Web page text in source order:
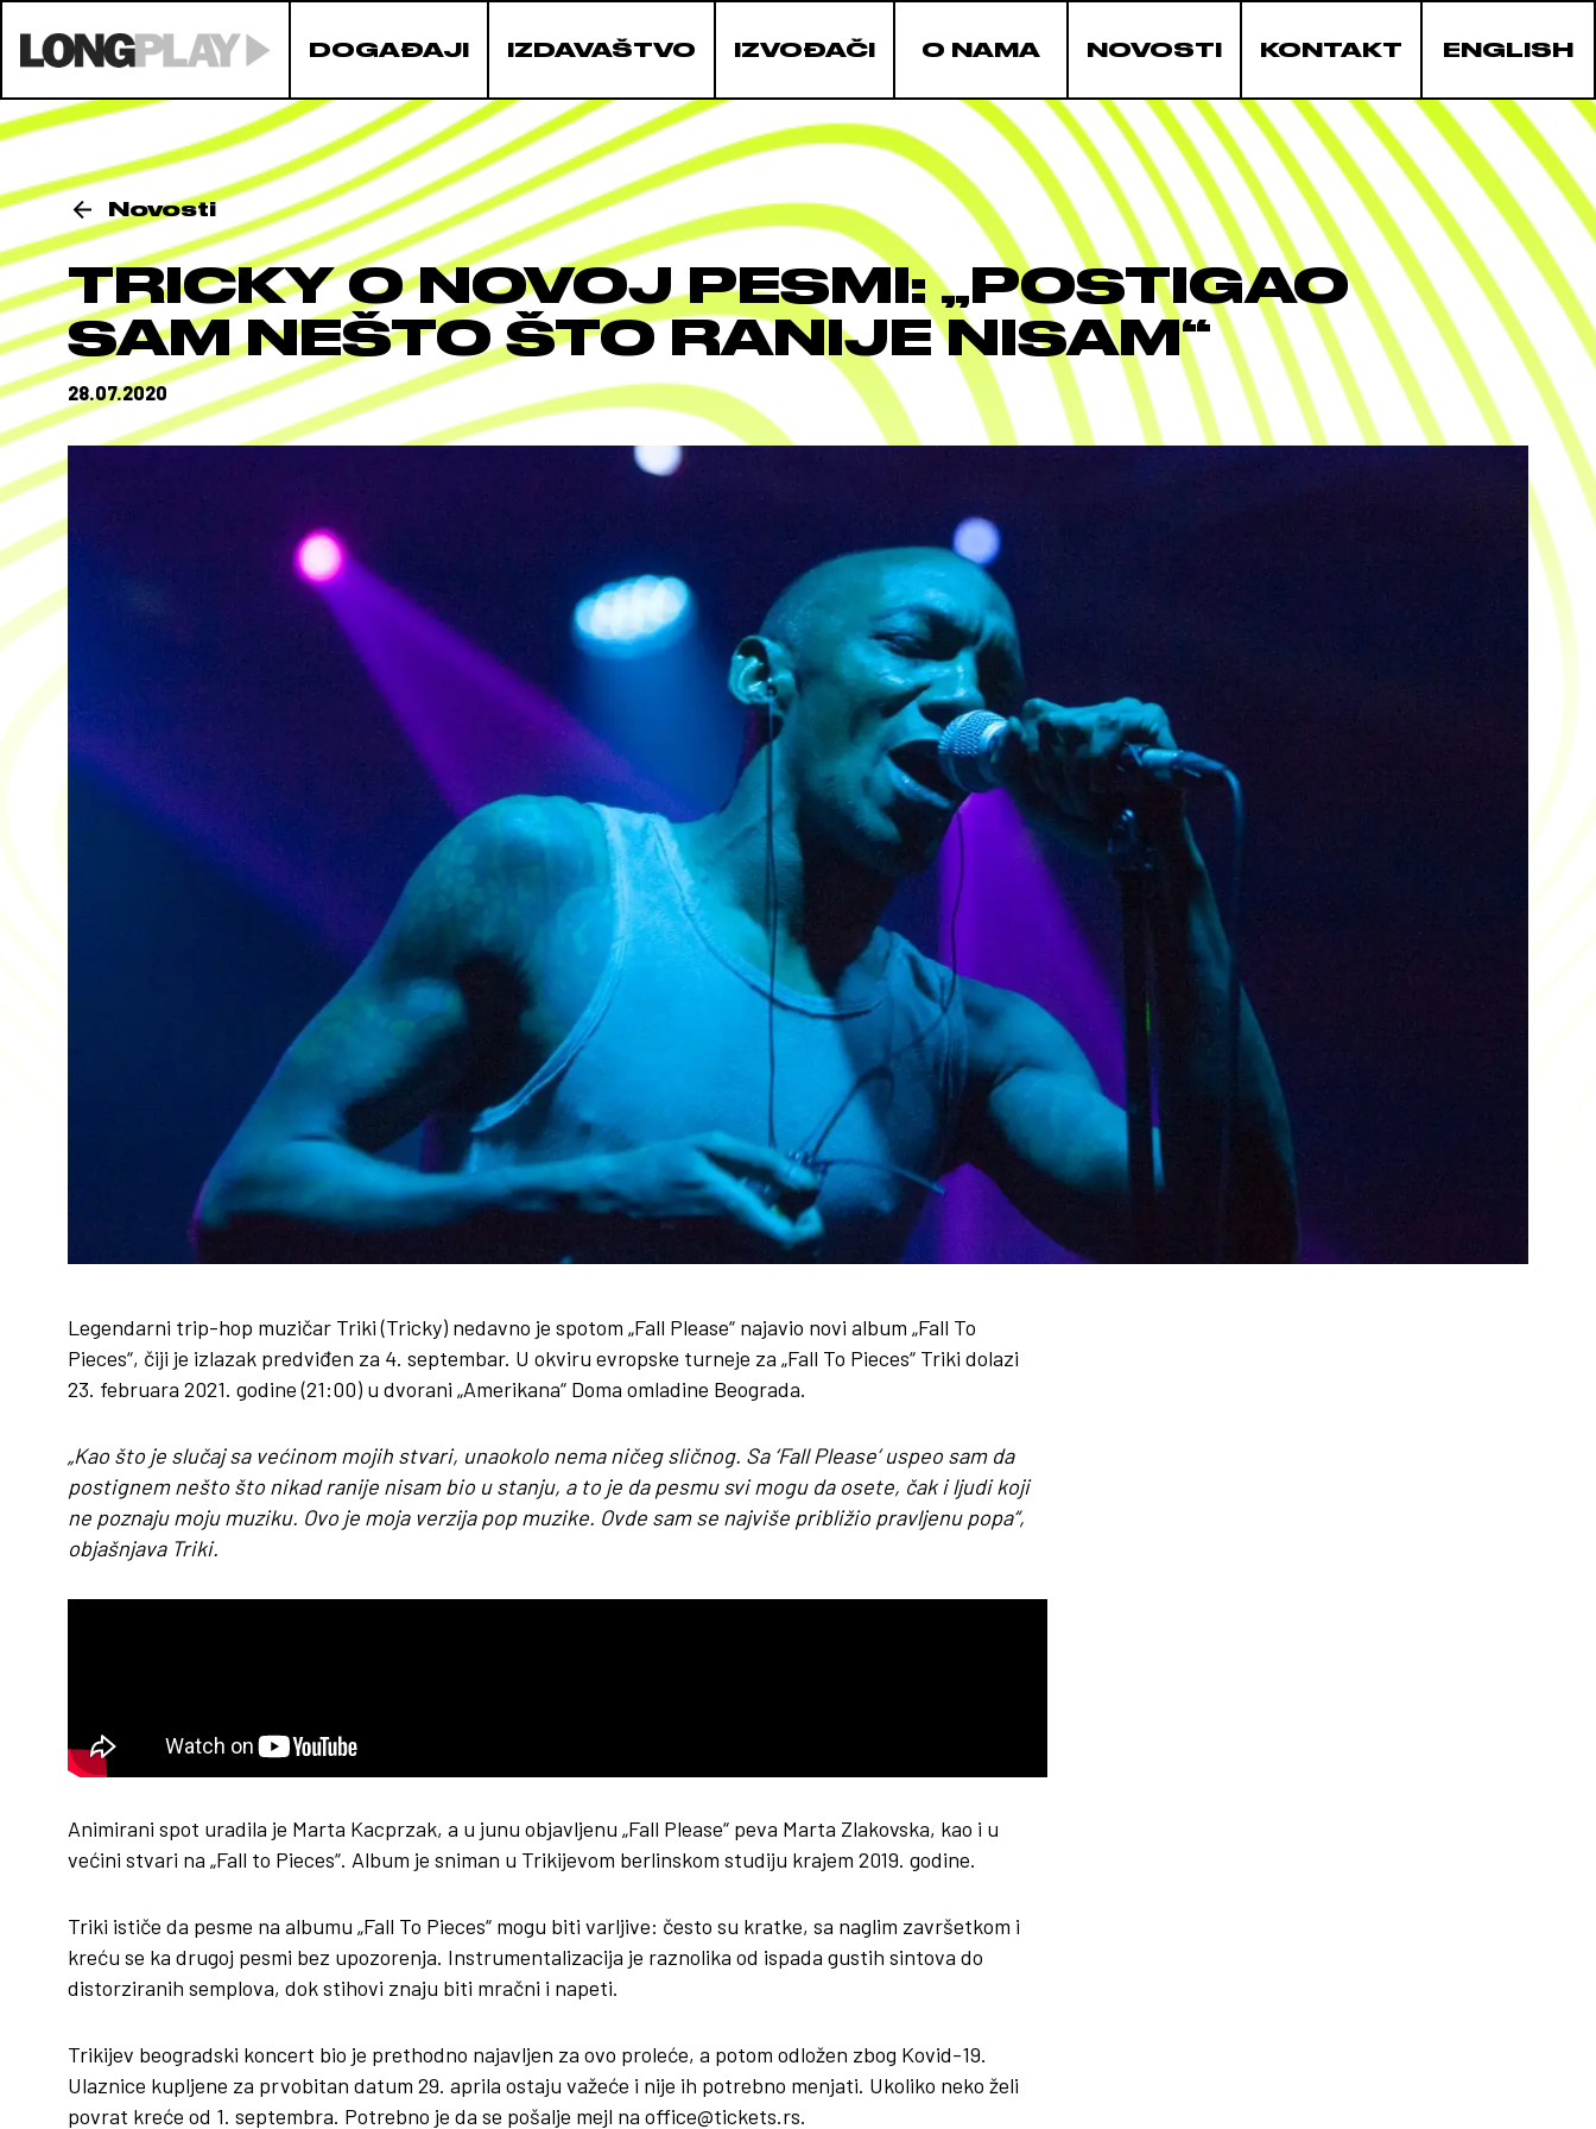
DOGAĐAJI IZDAVAŠTVO IZVOĐAČI O NAMA NOVOSTI KONTAKT ENGLISH
Novosti
TRICKY O NOVOJ PESMI: „POSTIGAO
SAM NEŠTO ŠTO RANIJE NISAM“
28.07.2020
Legendarni trip-hop muzičar Triki (Tricky) nedavno je spotom „Fall Please“ najavio novi album „Fall To
Pieces“, čiji je izlazak predviđen za 4. septembar. U okviru evropske turneje za „Fall To Pieces“ Triki dolazi
23. februara 2021. godine (21:00) u dvorani „Amerikana“ Doma omladine Beograda.
„Kao što je slučaj sa većinom mojih stvari, unaokolo nema ničeg sličnog. Sa ‘Fall Please’ uspeo sam da
postignem nešto što nikad ranije nisam bio u stanju, a to je da pesmu svi mogu da osete, čak i ljudi koji
ne poznaju moju muziku. Ovo je moja verzija pop muzike. Ovde sam se najviše približio pravljenu popa“,
objašnjava Triki.
Animirani spot uradila je Marta Kacprzak, a u junu objavljenu „Fall Please“ peva Marta Zlakovska, kao i u
većini stvari na „Fall to Pieces“. Album je sniman u Trikijevom berlinskom studiju krajem 2019. godine.
Triki ističe da pesme na albumu „Fall To Pieces“ mogu biti varljive: često su kratke, sa naglim završetkom i
kreću se ka drugoj pesmi bez upozorenja. Instrumentalizacija je raznolika od ispada gustih sintova do
distorziranih semplova, dok stihovi znaju biti mračni i napeti.
Trikijev beogradski koncert bio je prethodno najavljen za ovo proleće, a potom odložen zbog Kovid-19.
Ulaznice kupljene za prvobitan datum 29. aprila ostaju važeće i nije ih potrebno menjati. Ukoliko neko želi
povrat kreće od 1. septembra. Potrebno je da se pošalje mejl na office@tickets.rs.